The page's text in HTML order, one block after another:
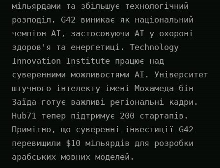
мільярдами та збільшує технологічний
розподіл. G42 виникає як національний
чемпіон AI, застосовуючи AI у охороні
здоров'я та енергетиці. Technology
Innovation Institute працює над
суверенними можливостями AI. Університет
штучного інтелекту імені Мохамеда бін
Заїда готує важливі регіональні кадри.
Hub71 тепер підтримує 200 стартапів.
Примітно, що суверенні інвестиції G42
перевищили $10 мільярдів для розробки
арабських мовних моделей.